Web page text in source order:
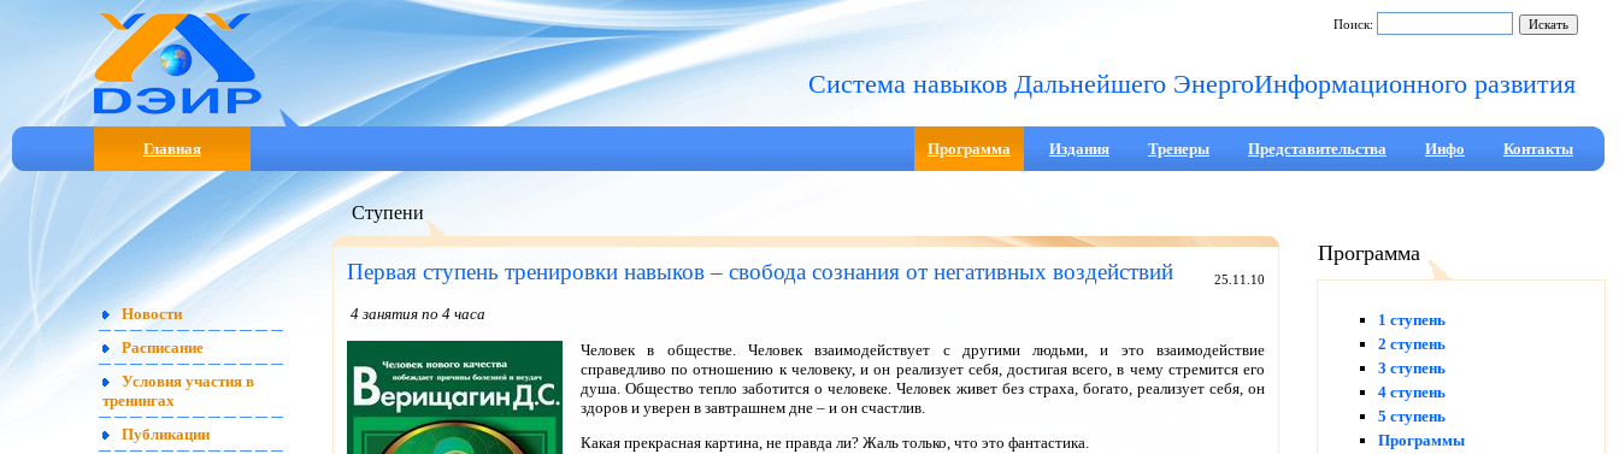
Поиск:
Система навыков Дальнейшего ЭнергоИнформационного развития
Контакты
Инфо
Главная Представительства
Тренеры
Издания
Программа
Новости
Расписание
Условия участия в
тренингах
Публикации
Ступени
Первая ступень тренировки навыков – свобода сознания от негативных воздействий 25.11.10
4 занятия по 4 часа
Человек в обществе. Человек взаимодействует с другими людьми, и это взаимодействие
справедливо по отношению к человеку, и он реализует себя, достигая всего, в чему стремится его
душа. Общество тепло заботится о человеке. Человек живет без страха, богато, реализует себя, он
здоров и уверен в завтрашнем дне – и он счастлив.
Какая прекрасная картина, не правда ли? Жаль только, что это фантастика.
Программа
1 ступень
2 ступень
3 ступень
4 ступень
5 ступень
Программы